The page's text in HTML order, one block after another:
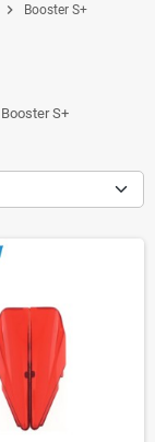
chevron_right Booster S+
S+